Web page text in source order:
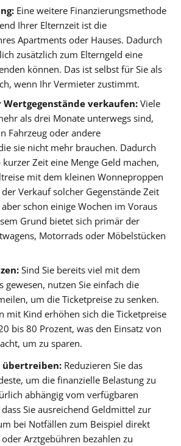
Eine weitere Finanzierungsmethode
Ihrer Elternzeit ist die
Apartments oder Hauses. Dadurch
zusätzlich zum Elterngeld eine
können. Das ist selbst für Sie als
wenn Ihr Vermieter zustimmt.
Wertgegenstände verkaufen: Viele
als drei Monate unterwegs sind,
Fahrzeug oder andere
sie nicht mehr brauchen. Dadurch
Zeit eine Menge Geld machen,
mit dem kleinen Wonneproppen
Verkauf solcher Gegenstände Zeit
schon einige Wochen im Voraus
Grund bietet sich primär der
Motorrads oder Möbelstücken
Sind Sie bereits viel mit dem
gewesen, nutzen Sie einfach die
um die Ticketpreise zu senken.
mit Kind erhöhen sich die Ticketpreise
bis 80 Prozent, was den Einsatz von
um zu sparen.
übertreiben: Reduzieren Sie das
um die finanzielle Belastung zu
abhängig vom verfügbaren
Sie ausreichend Geldmittel zur
bei Notfällen zum Beispiel direkt
Arztgebühren bezahlen zu